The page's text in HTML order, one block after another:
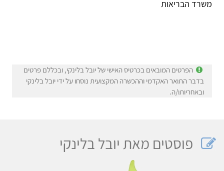
משרד הבריאות
הפרטים המובאים בכרטיס האישי של יובל בלינקי, ובכללם פרטים
בדבר התואר האקדמי וההכשרה המקצועית נוסחו על ידי יובל בלינקי
ובאחריותו/ה.
פוסטים מאת יובל בלינקי